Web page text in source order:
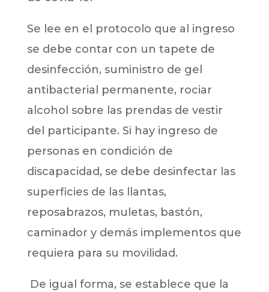
Se lee en el protocolo que al ingreso
se debe contar con un tapete de
desinfección, suministro de gel
antibacterial permanente, rociar
alcohol sobre las prendas de vestir
del participante. Si hay ingreso de
personas en condición de
discapacidad, se debe desinfectar las
superficies de las llantas,
reposabrazos, muletas, bastón,
caminador y demás implementos que
requiera para su movilidad.
De igual forma, se establece que la